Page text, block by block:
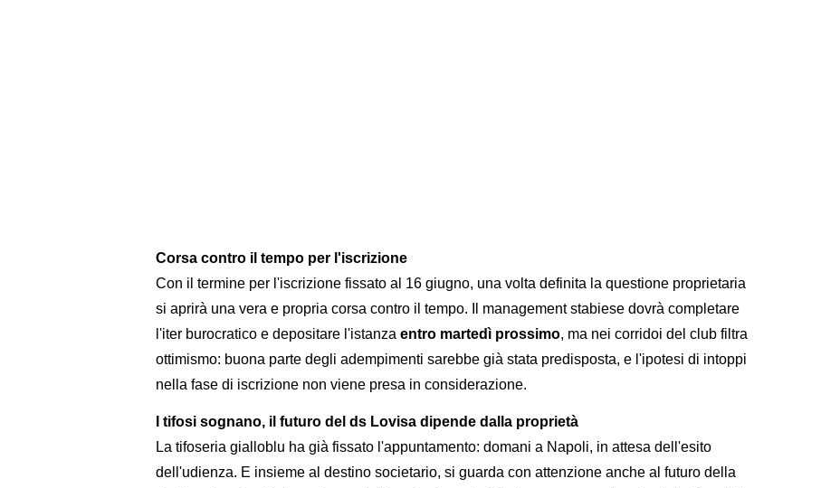
Corsa contro il tempo per l'iscrizione
Con il termine per l'iscrizione fissato al 16 giugno, una volta definita la questione proprietaria
si aprirà una vera e propria corsa contro il tempo. Il management stabiese dovrà completare
l'iter burocratico e depositare l'istanza entro martedì prossimo, ma nei corridoi del club filtra
ottimismo: buona parte degli adempimenti sarebbe già stata predisposta, e l'ipotesi di intoppi
nella fase di iscrizione non viene presa in considerazione.
I tifosi sognano, il futuro del ds Lovisa dipende dalla proprietà
La tifoseria gialloblu ha già fissato l'appuntamento: domani a Napoli, in attesa dell'esito
dell'udienza. E insieme al destino societario, si guarda con attenzione anche al futuro della